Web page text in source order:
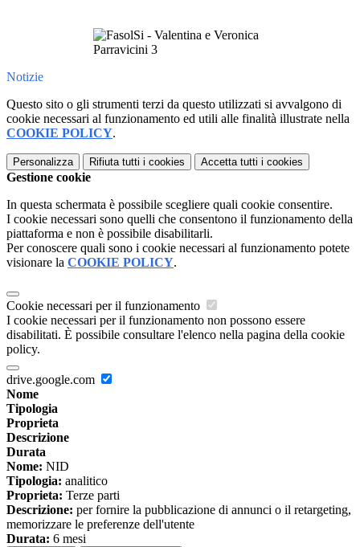
Notizie
Questo sito o gli strumenti terzi da questo utilizzati si avvalgono di
cookie necessari al funzionamento ed utili alle finalità illustrate nella
COOKIE POLICY.
Personalizza Rifiuta tutti i cookies Accetta tutti i cookies
Gestione cookie
In questa schermata è possibile scegliere quali cookie consentire.
I cookie necessari sono quelli che consentono il funzionamento della
piattaforma e non è possibile disabilitarli.
Per conoscere quali sono i cookie necessari al funzionamento potete
visionare la COOKIE POLICY.
Cookie necessari per il funzionamento
I cookie necessari per il funzionamento non possono essere
disabilitati. È possibile consultare l'elenco nella pagina della cookie
policy.
drive.google.com
Nome
Tipologia
Proprieta
Descrizione
Durata
Nome: NID
Tipologia: analitico
Proprieta: Terze parti
Descrizione: per fornire la pubblicazione di annunci o il retargeting,
memorizzare le preferenze dell'utente
Durata: 6 mesi